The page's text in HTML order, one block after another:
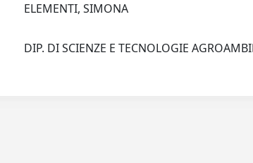
ELEMENTI, SIMONA
DIP. DI SCIENZE E TECNOLOGIE